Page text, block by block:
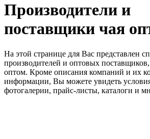
Производители и
поставщики чая
На этой странице для Вас представлен
производителей и оптовых
оптом. Кроме описания компаний и их
информации, Вы можете увидеть
фотогалерии, прайс-листы, каталоги и